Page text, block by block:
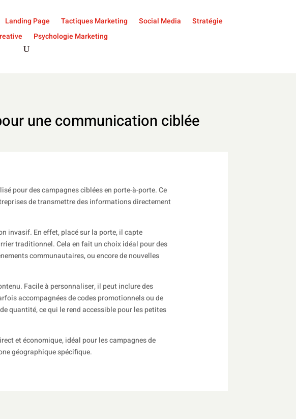
Landing Page Tactiques Marketing Social Media
Stratégie
Psychologie Marketing
une communication ciblée
pour des campagnes ciblées en porte-à-porte. Ce
de transmettre des informations directement
invasif. En effet, placé sur la porte, il capte
traditionnel. Cela en fait un choix idéal pour des
communautaires, ou encore de nouvelles
Facile à personnaliser, il peut inclure des
accompagnées de codes promotionnels ou de
quantité, ce qui le rend accessible pour les petites
et économique, idéal pour les campagnes de
géographique spécifique.